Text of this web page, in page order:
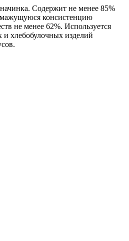
Содержит не менее 85%
мажущуюся консистенцию
не менее 62%. Используется
и хлебобулочных изделий